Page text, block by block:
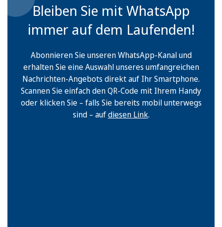
Bleiben Sie mit WhatsApp
immer auf dem Laufenden!
Abonnieren Sie unseren WhatsApp-Kanal und
erhalten Sie eine Auswahl unseres umfangreichen
Nachrichten-Angebots direkt auf Ihr Smartphone.
Scannen Sie einfach den QR-Code mit Ihrem Handy
oder klicken Sie – falls Sie bereits mobil unterwegs
sind – aufdiesen Link.